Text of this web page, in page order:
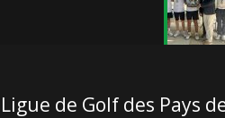
Ligue de Golf des Pays